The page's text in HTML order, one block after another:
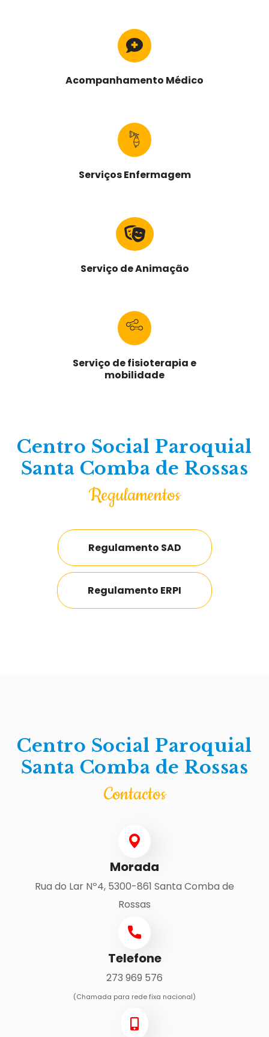
Acompanhamento Médico
Serviços Enfermagem
Serviço de Animação
Serviço de fisioterapia e
mobilidade
Centro Social Paroquial
Santa Comba de Rossas
Regulamentos
Regulamento SAD
Regulamento ERPI
Centro Social Paroquial
Santa Comba de Rossas
Contactos
Morada
Rua do Lar Nº4, 5300-861 Santa Comba de
Rossas
Telefone
273 969 576
(Chamada para rede fixa nacional)